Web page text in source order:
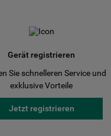
Gerät registrieren
Sie schnelleren Service und
exklusive Vorteile
Jetzt registrieren